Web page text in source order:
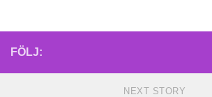
FÖLJ:
NEXT STORY